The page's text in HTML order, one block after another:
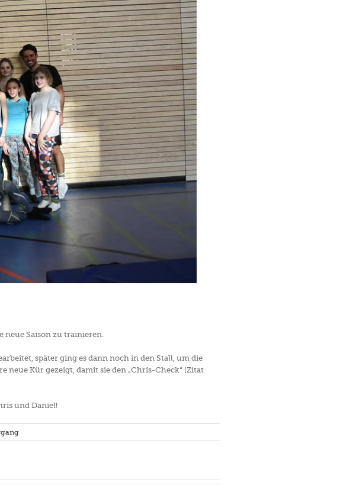
neue Saison zu trainieren.
später ging es dann noch in den Stall, um die
neue Kür gezeigt, damit sie den „Chris-Check“ (Zitat
und Daniel!